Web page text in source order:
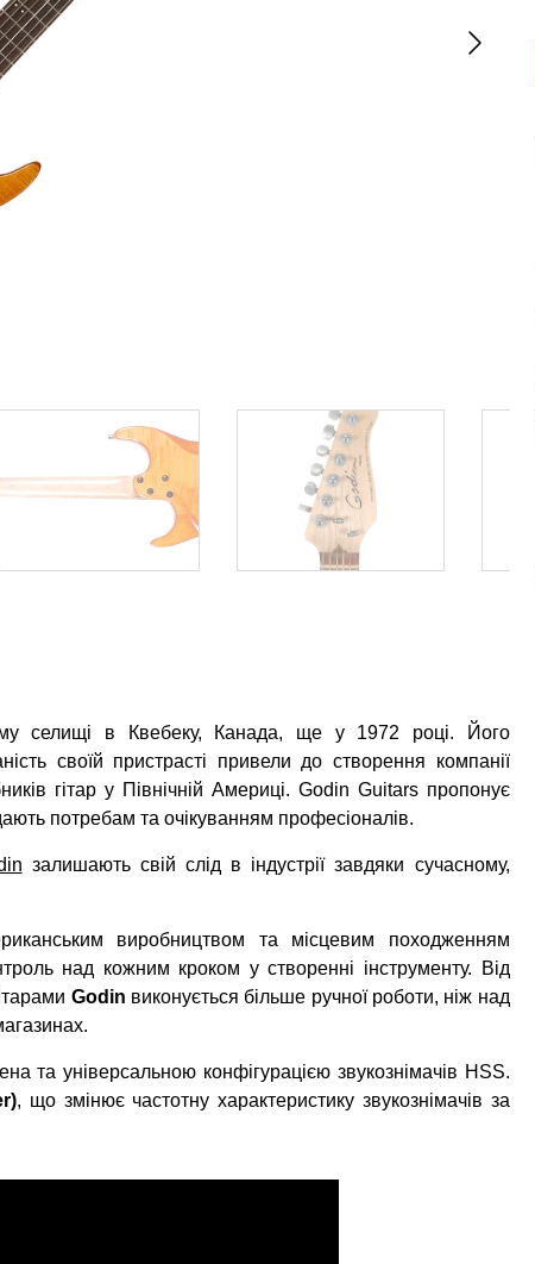
селищі в Квебеку, Канада, ще у 1972 році. Його
своїй пристрасті привели до створення компанії
гітар у Північній Америці. Godin Guitars пропонує
потребам та очікуванням професіоналів.
залишають свій слід в індустрії завдяки сучасному,
виробництвом та місцевим походженням
над кожним кроком у створенні інструменту. Від
Godin виконується більше ручної роботи, ніж над
та універсальною конфігурацією звукознімачів HSS.
, що змінює частотну характеристику звукознімачів за